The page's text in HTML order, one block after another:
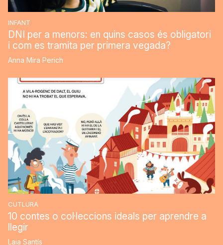
INFANT
DNI per a menors: en quins casos és obligatori
i com es tramita per primera vegada?
Anna Mira Perich
CUTLURA
10 contes o col·leccions ideals per aprendre a
llegir
Laia Santís